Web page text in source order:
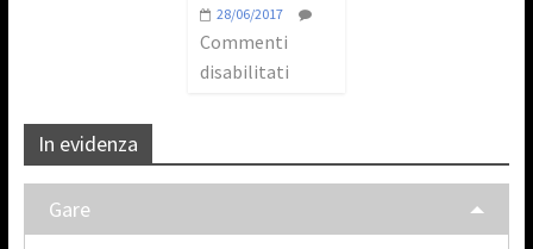
28/06/2017
Commenti
disabilitati
In evidenza
Gare